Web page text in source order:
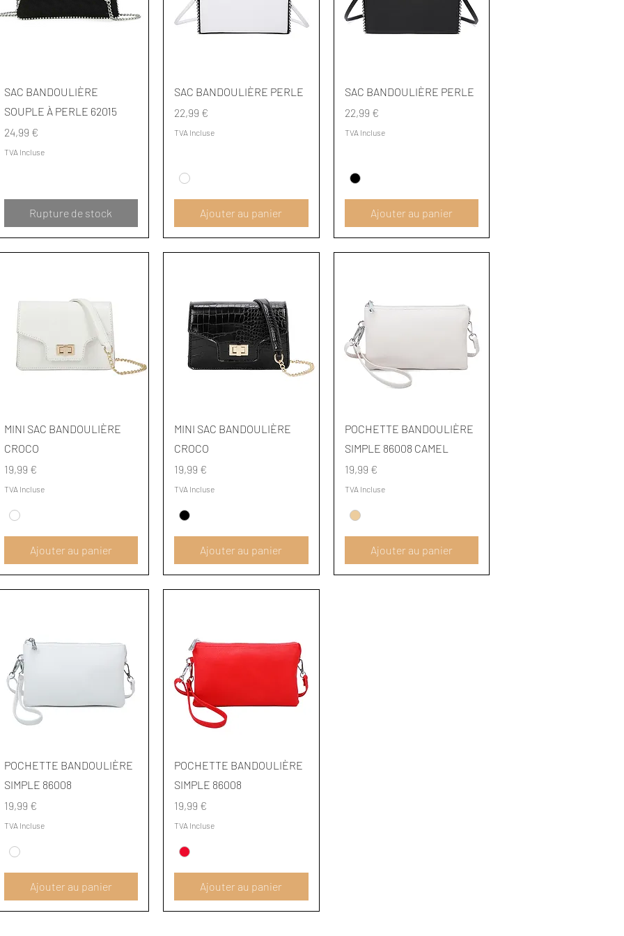
Aperçu rapide
SAC BANDOULIÈRE
SOUPLE À PERLE 62015
Prix
24,99 €
TVA Incluse
Rupture de stock
Aperçu rapide
SAC BANDOULIÈRE PERLE
Prix
22,99 €
TVA Incluse
Ajouter au panier
Aperçu rapide
SAC BANDOULIÈRE PERLE
Prix
22,99 €
TVA Incluse
Ajouter au panier
Aperçu rapide
MINI SAC BANDOULIÈRE
CROCO
Prix
19,99 €
TVA Incluse
Ajouter au panier
Aperçu rapide
MINI SAC BANDOULIÈRE
CROCO
Prix
19,99 €
TVA Incluse
Ajouter au panier
Aperçu rapide
POCHETTE BANDOULIÈRE
SIMPLE 86008 CAMEL
Prix
19,99 €
TVA Incluse
Ajouter au panier
Aperçu rapide
POCHETTE BANDOULIÈRE
SIMPLE 86008
Prix
19,99 €
TVA Incluse
Ajouter au panier
Aperçu rapide
POCHETTE BANDOULIÈRE
SIMPLE 86008
Prix
19,99 €
TVA Incluse
Ajouter au panier